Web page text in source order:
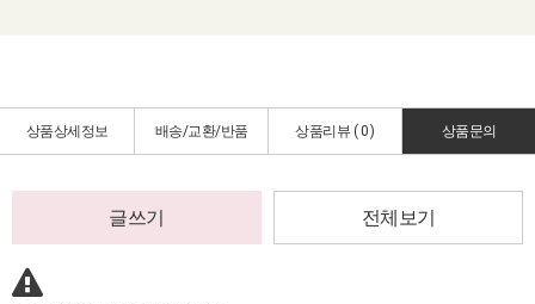
상품상세정보 배송/교환/반품 상품리뷰 ( 0) 상품문의
글쓰기 전체보기